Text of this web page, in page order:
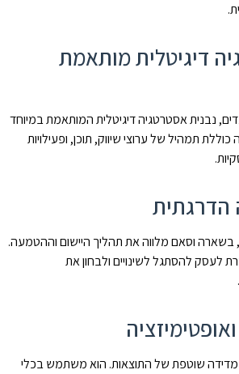
דיגיטלית מותאמת
נבנית אסטרטגיה דיגיטלית המותאמת במיוחד
תמהיל של ערוצי שיווק, תוכן, ופעילויות
הדרגתית
בשארה וסאם מלווה את תהליך היישום וההטמעה.
לעסק להסתגל לשינויים ולבחון את
שוטפת של התוצאות. הוא משתמש בכלי